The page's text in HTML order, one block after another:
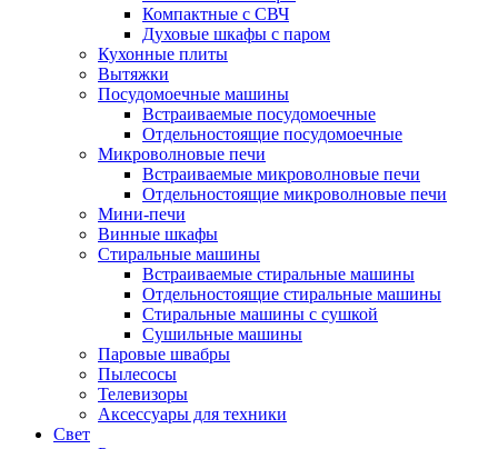
Компактные с СВЧ
Духовые шкафы с паром
Кухонные плиты
Вытяжки
Посудомоечные машины
Встраиваемые посудомоечные
Отдельностоящие посудомоечные
Микроволновые печи
Встраиваемые микроволновые печи
Отдельностоящие микроволновые печи
Мини-печи
Винные шкафы
Стиральные машины
Встраиваемые стиральные машины
Отдельностоящие стиральные машины
Стиральные машины с сушкой
Сушильные машины
Паровые швабры
Пылесосы
Телевизоры
Аксессуары для техники
Свет